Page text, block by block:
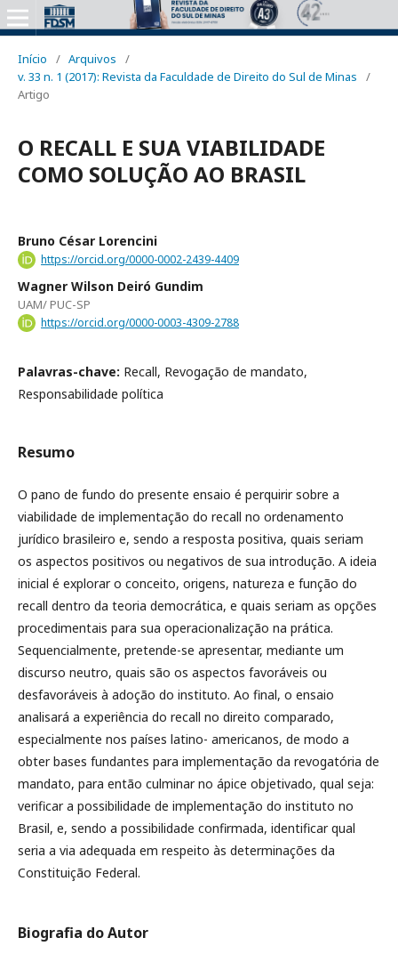
Início / Arquivos
/
v. 33 n. 1 (2017): Revista da Faculdade de Direito do Sul de Minas
/
Artigo
O RECALL E SUA VIABILIDADE
COMO SOLUÇÃO AO BRASIL
Bruno César Lorencini
https://orcid.org/0000-0002-2439-4409
Wagner Wilson Deiró Gundim
UAM/ PUC-SP
https://orcid.org/0000-0003-4309-2788
Palavras-chave: Recall, Revogação de mandato,
Responsabilidade política
Resumo
O pano de fundo do presente ensaio é perquirir sobre a
viabilidade de implementação do recall no ordenamento
jurídico brasileiro e, sendo a resposta positiva, quais seriam
os aspectos positivos ou negativos de sua introdução. A ideia
inicial é explorar o conceito, origens, natureza e função do
recall dentro da teoria democrática, e quais seriam as opções
procedimentais para sua operacionalização na prática.
Sequencialmente, pretende-se apresentar, mediante um
discurso neutro, quais são os aspectos favoráveis ou
desfavoráveis à adoção do instituto. Ao final, o ensaio
analisará a experiência do recall no direito comparado,
especialmente nos países latino- americanos, de modo a
obter bases fundantes para implementação da revogatória de
mandato, para então culminar no ápice objetivado, qual seja:
verificar a possibilidade de implementação do instituto no
Brasil, e, sendo a possibilidade confirmada, identificar qual
seria a via adequada em respeito às determinações da
Constituição Federal.
Biografia do Autor